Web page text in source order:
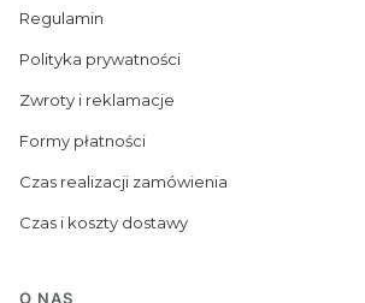
Regulamin
Polityka prywatności
Zwroty i reklamacje
Formy płatności
Czas realizacji zamówienia
Czas i koszty dostawy
O NAS